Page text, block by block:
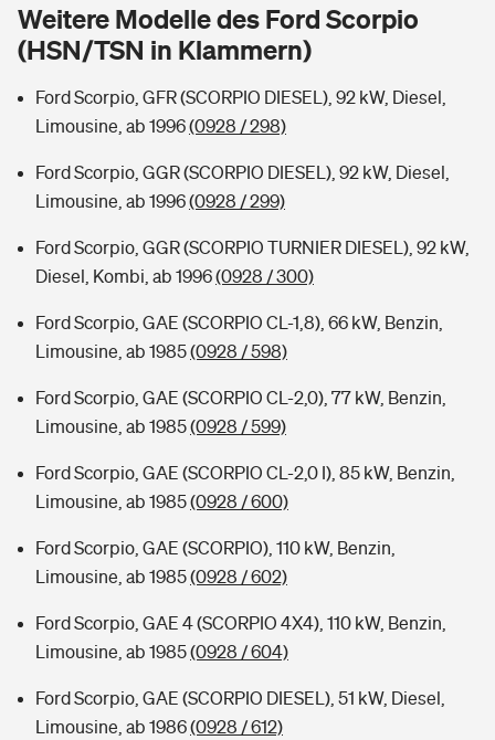
Wer versichert was: Jetzt Versicherer finden
Sie haben Fragen?
Musikinstrumentenversicherung
Zur Übersicht
Typklassen: So ist Ihr Auto eingestuft
Sie haben Fragen?
Weitere Modelle des Ford Scorpio
(HSN/TSN in Klammern)
Ford Scorpio, GFR (SCORPIO DIESEL), 92 kW, Diesel,
Limousine, ab 1996(0928 / 298)
Ford Scorpio, GGR (SCORPIO DIESEL), 92 kW, Diesel,
Limousine, ab 1996(0928 / 299)
Ford Scorpio, GGR (SCORPIO TURNIER DIESEL), 92 kW,
Diesel, Kombi, ab 1996(0928 / 300)
Ford Scorpio, GAE (SCORPIO CL-1,8), 66 kW, Benzin,
Limousine, ab 1985(0928 / 598)
Ford Scorpio, GAE (SCORPIO CL-2,0), 77 kW, Benzin,
Limousine, ab 1985(0928 / 599)
Ford Scorpio, GAE (SCORPIO CL-2,0 I), 85 kW, Benzin,
Limousine, ab 1985(0928 / 600)
Ford Scorpio, GAE (SCORPIO), 110 kW, Benzin,
Limousine, ab 1985(0928 / 602)
Ford Scorpio, GAE 4 (SCORPIO 4X4), 110 kW, Benzin,
Limousine, ab 1985(0928 / 604)
Ford Scorpio, GAE (SCORPIO DIESEL), 51 kW, Diesel,
Limousine, ab 1986(0928 / 612)